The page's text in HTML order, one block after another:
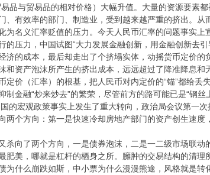
品与贸易品的相对价格）大幅升值。大量的资源要素
、有效率的部门、制造业，受到越来越严重的挤出。
为名义汇率贬值的压力。 今天人民币汇率的问题事实上
的压力，中国试图“大力发展金融创新，用金融创新去
济的成本，最后却走出了个挤塌实体，动摇货币定价的
和资产泡沫所产生的挤出成本，远远超过了降准降息
定价（汇率）的根基，把人民币对内定价的“锚”都给丢
制金融“炒来炒去”的繁荣，尽管前方的路可能已是“钢丝
的宏观政策事实上发生了重大转向，政治局会议第一
两个方向：第一是快速冷却房地产部门的资产创生速
杀向了两个方向，一是债券泡沫，二是一二级市场联动
肥美，哪就是杠杆的栖身之所。臃肿的交易结构的清理
为什么崩跌如斯，中小票为什么漫漫熊途，风格就是转